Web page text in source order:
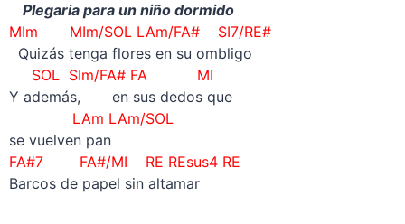
Plegaria para un niño dormido
MIm MIm/SOL LAm/FA# SI7/RE#
Quizás tenga flores en su ombligo
SOL SIm/FA# FA MI
Y además, en sus dedos que
LAm LAm/SOL
se vuelven pan
FA#7 FA#/MI RE REsus4 RE
Barcos de papel sin altamar